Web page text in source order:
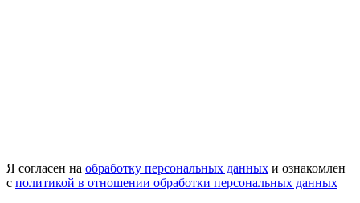
Я согласен на обработку персональных данных и ознакомлен
с политикой в отношении обработки персональных данных